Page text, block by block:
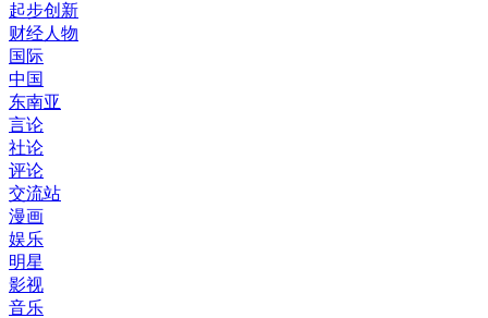
起步创新
财经人物
国际
中国
东南亚
言论
社论
评论
交流站
漫画
娱乐
明星
影视
音乐